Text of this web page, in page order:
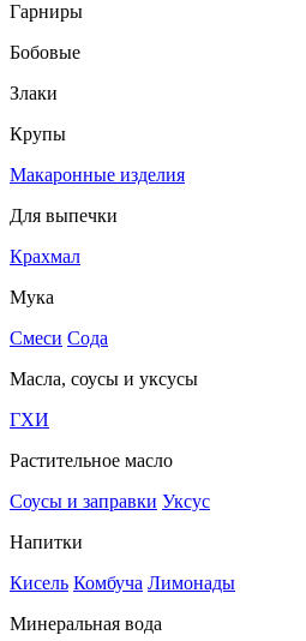
Гарниры
Бобовые
Злаки
Крупы
Макаронные изделия
Для выпечки
Крахмал
Мука
Смеси Сода
Масла, соусы и уксусы
ГХИ
Растительное масло
Соусы и заправки Уксус
Напитки
Кисель Комбуча Лимонады
Минеральная вода